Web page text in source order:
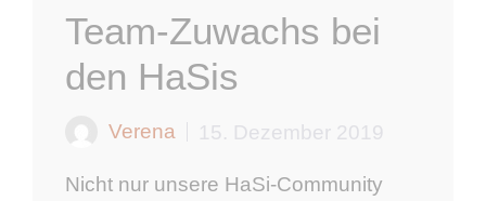
Team-Zuwachs bei
den HaSis
Verena 15. Dezember 2019
Nicht nur unsere HaSi-Community